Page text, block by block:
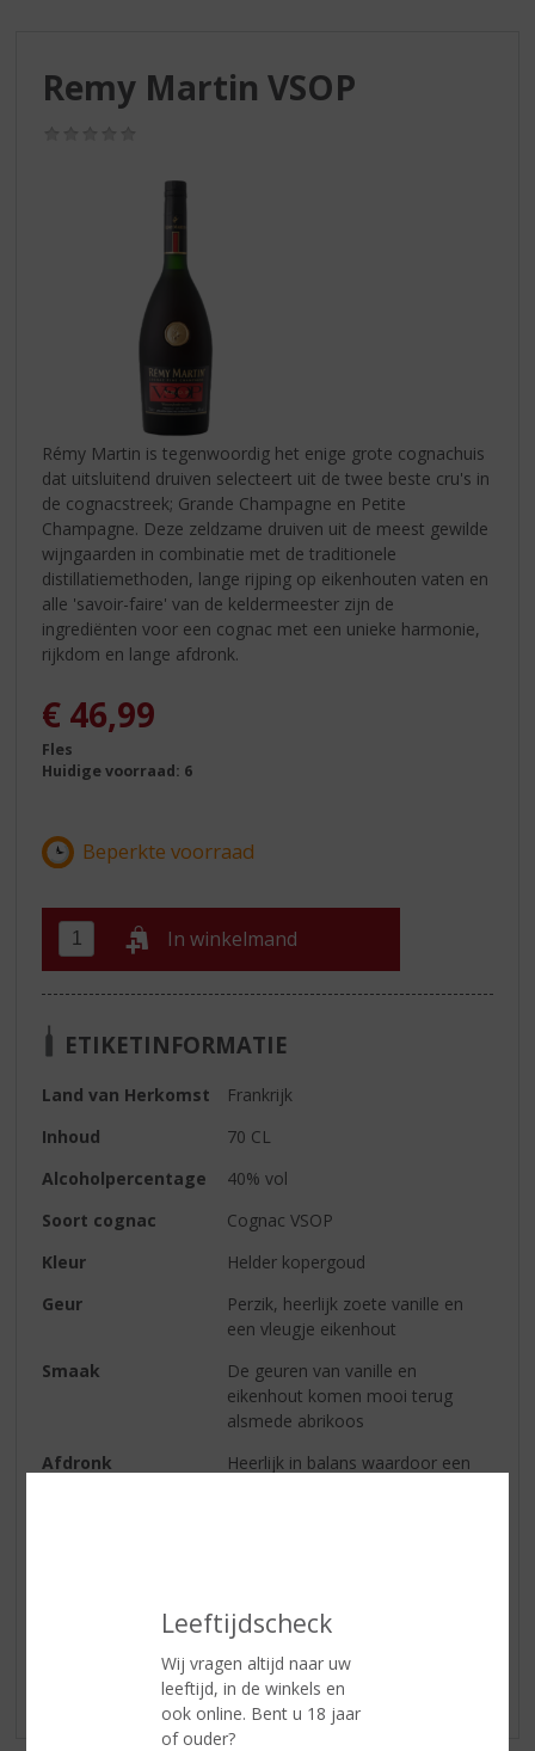
Leeftijdscheck
Wij vragen altijd naar uw
leeftijd, in de winkels en
ook online. Bent u 18 jaar
of ouder?
Remy Martin VSOP
Rémy Martin is tegenwoordig het enige grote cognachuis
dat uitsluitend druiven selecteert uit de twee beste cru's in
de cognacstreek; Grande Champagne en Petite
Champagne. Deze zeldzame druiven uit de meest gewilde
wijngaarden in combinatie met de traditionele
distillatiemethoden, lange rijping op eikenhouten vaten en
alle 'savoir-faire' van de keldermeester zijn de
ingrediënten voor een cognac met een unieke harmonie,
rijkdom en lange afdronk.
€ 46,99
Fles
Huidige voorraad: 6
In winkelmand
ETIKETINFORMATIE
Land van Herkomst
Frankrijk
Inhoud
70 CL
Alcoholpercentage
40% vol
Soort cognac
Cognac VSOP
Kleur
Helder kopergoud
Geur
Perzik, heerlijk zoete vanille en
een vleugje eikenhout
Smaak
De geuren van vanille en
eikenhout komen mooi terug
alsmede abrikoos
Afdronk
Heerlijk in balans waardoor een
Reviews
Schrijf een review
Er zijn nog geen reviews geplaatst voor dit product